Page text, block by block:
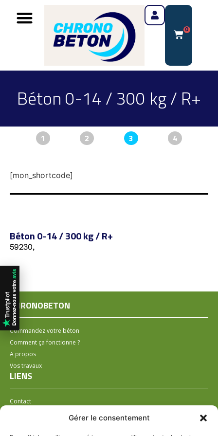
Gérer le consentement
0
Béton 0-14 / 300 kg / R+
1 2 3 4
[mon_shortcode]
Béton 0-14 / 300 kg / R+
59230,
CHRONOBETON
Commandez votre béton
Comment ça fonctionne ?
A propos
Vos travaux
LIENS
Contact